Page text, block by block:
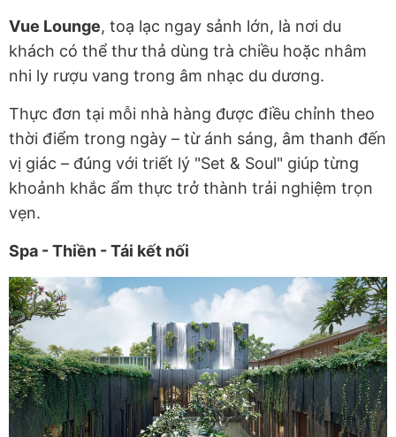
Vue Lounge, toạ lạc ngay sảnh lớn, là nơi du
khách có thể thư thả dùng trà chiều hoặc nhâm
nhi ly rượu vang trong âm nhạc du dương.
Thực đơn tại mỗi nhà hàng được điều chỉnh theo
thời điểm trong ngày – từ ánh sáng, âm thanh đến
vị giác – đúng với triết lý "Set & Soul" giúp từng
khoảnh khắc ẩm thực trở thành trải nghiệm trọn
vẹn.
Spa - Thiền - Tái kết nối